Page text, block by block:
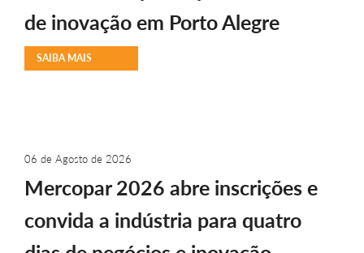
de inovação em Porto Alegre
SAIBA MAIS
06 de Agosto de 2026
Mercopar 2026 abre inscrições e
convida a indústria para quatro